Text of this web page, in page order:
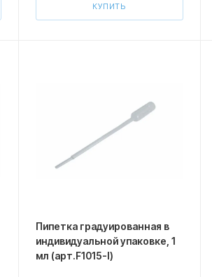
КУПИТЬ
Пипетка градуированная в
индивидуальной упаковке, 1
мл (арт.F1015-I)